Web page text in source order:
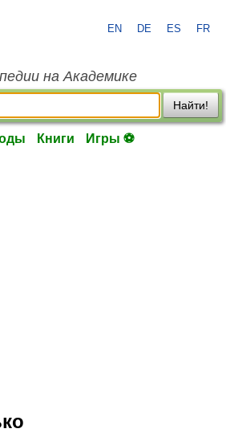
EN DE ES FR
на Академике
Найти!
Книги Игры ⚽